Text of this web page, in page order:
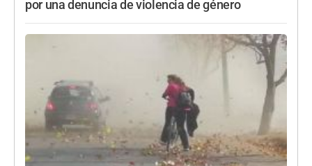
por una denuncia de violencia de género